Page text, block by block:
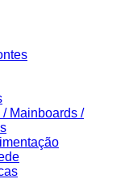
Mainboards /